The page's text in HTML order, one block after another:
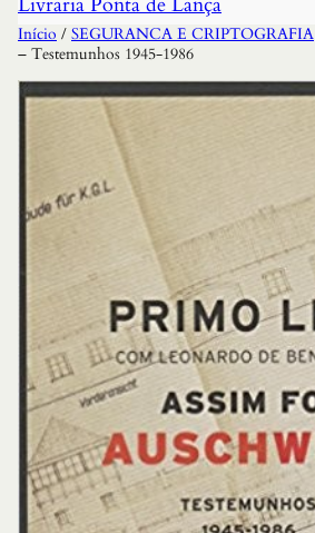
Início / SEGURANCA E CRIPTOGRAFIA
– Testemunhos 1945-1986